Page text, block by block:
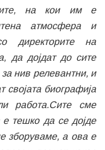
на кои им е
атмосфера и
директорите на
да дојдат до сите
нив релевантни, и
својата биографија
работа.Сите сме
е тешко да се дојде
зборуваме, а ова е